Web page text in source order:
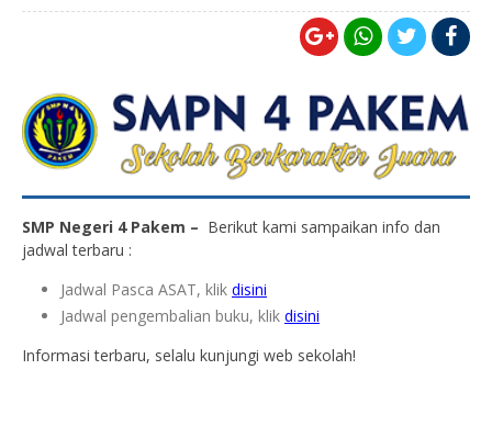
SMP Negeri 4 Pakem – Berikut kami sampaikan info dan
jadwal terbaru :
Jadwal Pasca ASAT, klik disini
Jadwal pengembalian buku, klik disini
Informasi terbaru, selalu kunjungi web sekolah!